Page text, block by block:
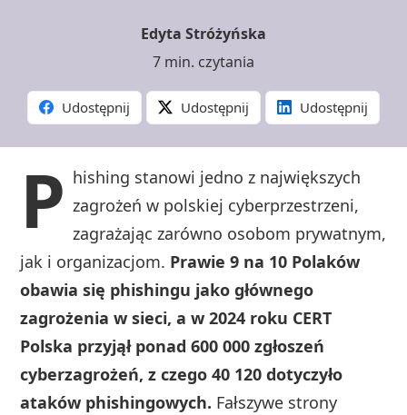
Edyta Stróżyńska
7 min. czytania
Udostępnij Udostępnij Udostępnij
P hishing stanowi jedno z największych
zagrożeń w polskiej cyberprzestrzeni,
zagrażając zarówno osobom prywatnym,
jak i organizacjom. Prawie 9 na 10 Polaków
obawia się phishingu jako głównego
zagrożenia w sieci, a w 2024 roku CERT
Polska przyjął ponad 600 000 zgłoszeń
cyberzagrożeń, z czego 40 120 dotyczyło
ataków phishingowych. Fałszywe strony